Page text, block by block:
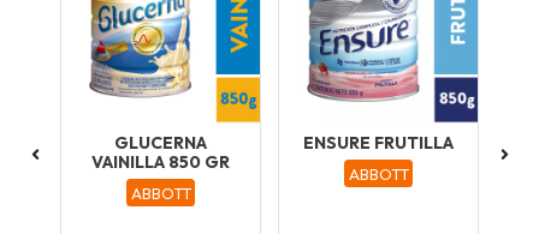
GLUCERNA
VAINILLA 850 GR
ABBOTT
ENSURE FRUTILLA
ABBOTT